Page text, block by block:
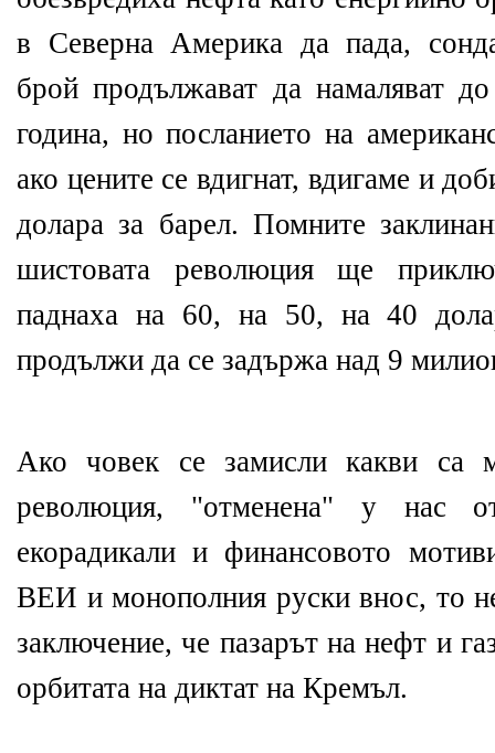
в Северна Америка да пада,
брой продължават да намаляват
година, но посланието на
ако цените се вдигнат, вдигаме и
долара за барел. Помните
шистовата революция ще
паднаха на 60, на 50, на 40
продължи да се задържа над 9
Ако човек се замисли какви са
революция, "отменена" у нас
екорадикали и финансовото
ВЕИ и монополния руски внос, то
заключение, че пазарът на нефт и
орбитата на диктат на Кремъл.